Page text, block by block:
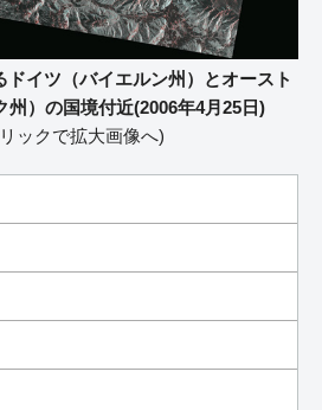
イツ（バイエルン州）とオースト
州）の国境付近(2006年4月25日)
ックで拡大画像へ)